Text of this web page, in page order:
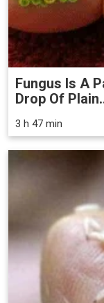
Fungus Is A
Drop Of
3 h 47 min